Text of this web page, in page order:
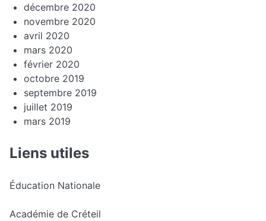
décembre 2020
novembre 2020
avril 2020
mars 2020
février 2020
octobre 2019
septembre 2019
juillet 2019
mars 2019
Liens utiles
Éducation Nationale
Académie de Créteil